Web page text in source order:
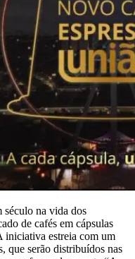
século na vida dos
de cafés em cápsulas
iniciativa estreia com um
que serão distribuídos nas